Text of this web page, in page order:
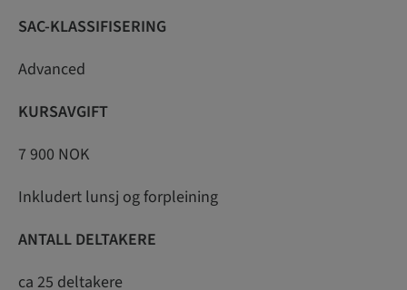
SAC-KLASSIFISERING
Advanced
KURSAVGIFT
7 900 NOK
Inkludert lunsj og forpleining
ANTALL DELTAKERE
ca 25 deltakere